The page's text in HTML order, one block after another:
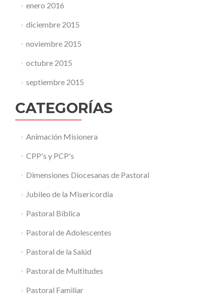
enero 2016
diciembre 2015
noviembre 2015
octubre 2015
septiembre 2015
CATEGORÍAS
Animación Misionera
CPP's y PCP's
Dimensiones Diocesanas de Pastoral
Jubileo de la Misericordia
Pastoral Bíblica
Pastoral de Adolescentes
Pastoral de la Salúd
Pastoral de Multitudes
Pastoral Familiar